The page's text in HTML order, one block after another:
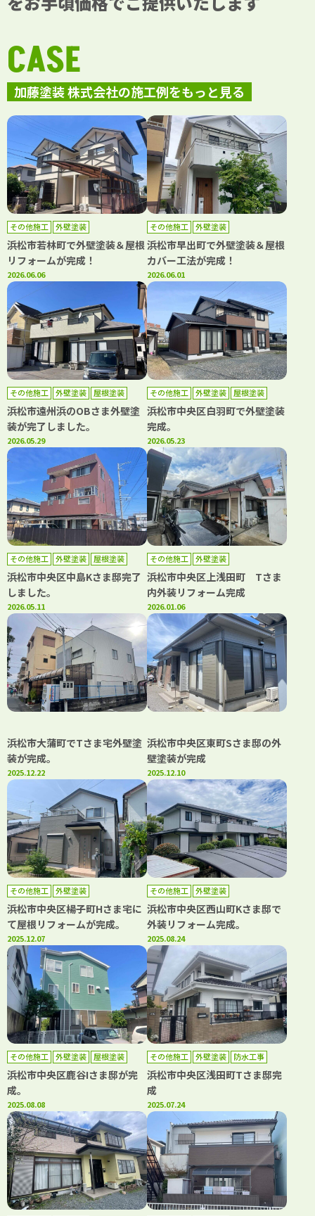
加藤塗装 株式会社の施工例をもっと見る
CASE
その他施工 外壁塗装
浜松市若林町で外壁塗装＆屋根
リフォームが完成！
2026.06.06
その他施工 外壁塗装
浜松市早出町で外壁塗装＆屋根
カバー工法が完成！
2026.06.01
その他施工 外壁塗装
屋根塗装
防水工事
浜松市遠州浜のOBさま外壁塗
装が完了しました。
2026.05.29
その他施工 外壁塗装 屋根塗装
浜松市中央区白羽町で外壁塗装
完成。
2026.05.23
その他施工 外壁塗装 屋根塗装
浜松市中央区中島Kさま邸完了
しました。
2026.05.11
その他施工 外壁塗装
浜松市中央区上浅田町 Tさま
内外装リフォーム完成
2026.01.06
浜松市大蒲町でTさま宅外壁塗
装が完成。
2025.12.22
浜松市中央区東町Sさま邸の外
壁塗装が完成
2025.12.10
その他施工 外壁塗装
浜松市中央区楊子町Hさま宅に
て屋根リフォームが完成。
2025.12.07
その他施工 外壁塗装
浜松市中央区西山町Kさま邸で
外装リフォーム完成。
2025.08.24
その他施工 外壁塗装 屋根塗装
浜松市中央区鹿谷Iさま邸が完
成。
2025.08.08
その他施工 外壁塗装 防水工事
浜松市中央区浅田町Tさま邸完
成
2025.07.24